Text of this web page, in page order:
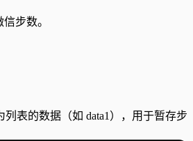
步数。
列表的数据（如 data1），用于暂存步